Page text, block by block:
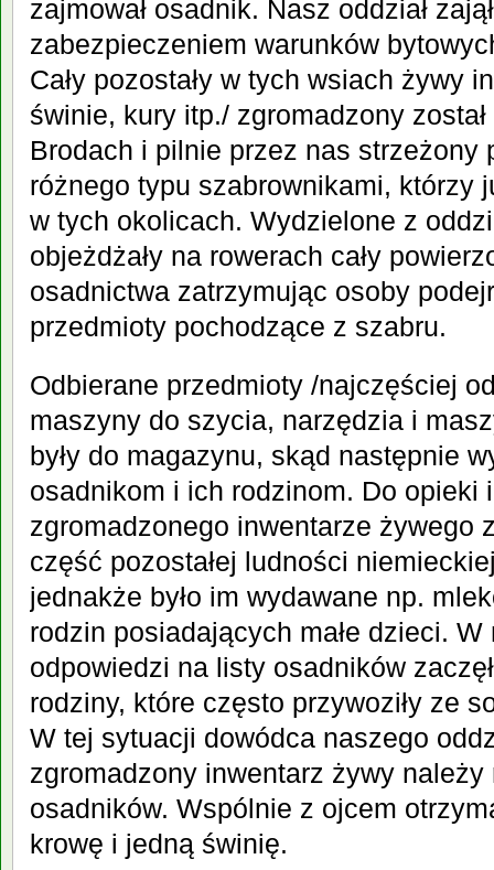
zajmował osadnik. Nasz oddział
zabezpieczeniem warunków
Cały pozostały w tych wsiach żywy
świnie, kury itp./ zgromadzony
Brodach i pilnie przez nas strzeżony
różnego typu szabrownikami, którzy
w tych okolicach. Wydzielone z
objeżdżały na rowerach cały
osadnictwa zatrzymując osoby
przedmioty pochodzące z szabru.
Odbierane przedmioty /najczęściej
maszyny do szycia, narzędzia i
były do magazynu, skąd następnie
osadnikom i ich rodzinom. Do opieki
zgromadzonego inwentarze żywego
część pozostałej ludności
jednakże było im wydawane np.
rodzin posiadających małe dzieci.
odpowiedzi na listy osadników
rodziny, które często przywoziły ze
W tej sytuacji dowódca naszego
zgromadzony inwentarz żywy
osadników. Wspólnie z ojcem
krowę i jedną świnię.